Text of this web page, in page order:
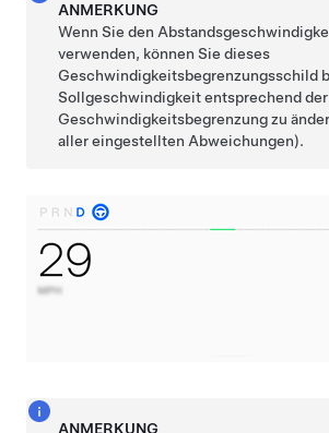
ANMERKUNG
Wenn Sie den
verwenden, können Sie dieses
Geschwindigkeitsbegrenzungsschild
Sollgeschwindigkeit entsprechend
Geschwindigkeitsbegrenzung zu
aller eingestellten Abweichungen).
ANMERKUNG